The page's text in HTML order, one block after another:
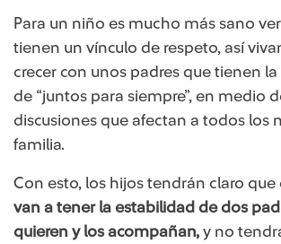
Para un niño es mucho más sano
tienen un vínculo de respeto, así
crecer con unos padres que tienen
de “juntos para siempre”, en medio
discusiones que afectan a todos los
familia.
Con esto, los hijos tendrán claro que
van a tener la estabilidad de dos
quieren y los acompañan, y no